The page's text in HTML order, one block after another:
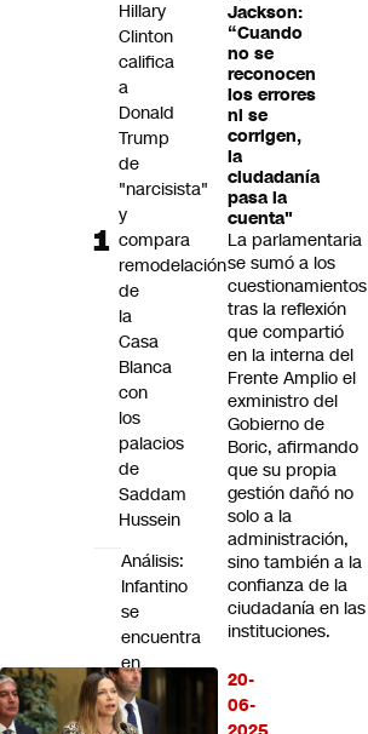
CNN tiempo
Jackson:
“Cuando
no se
reconocen
los errores
ni se
corrigen,
la
ciudadanía
pasa la
cuenta"
La parlamentaria
se sumó a los
cuestionamientos
tras la reflexión
que compartió
en la interna del
Frente Amplio el
exministro del
Gobierno de
Boric, afirmando
que su propia
gestión dañó no
solo a la
administración,
sino también a la
confianza de la
ciudadanía en las
instituciones.
20-
06-
Hillary
Clinton
califica
a
Donald
Trump
de
"narcisista"
y
compara
remodelación
de
la
Casa
Blanca
con
los
palacios
de
Saddam
Hussein
Análisis:
Infantino
se
encuentra
en
un
aprieto